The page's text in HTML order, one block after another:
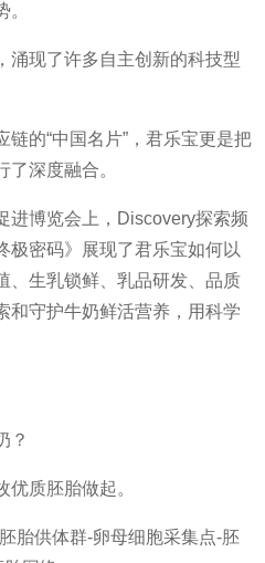
涌现了许多自主创新的科技型
链的“中国名片”，君乐宝更是把
深度融合。
进博览会上，Discovery探索频
极密码》展现了君乐宝如何以
、生乳锁鲜、乳品研发、品质
和守护牛奶鲜活营养，用科学
？
优质胚胎做起。
胎供体群-卵母细胞采集点-胚